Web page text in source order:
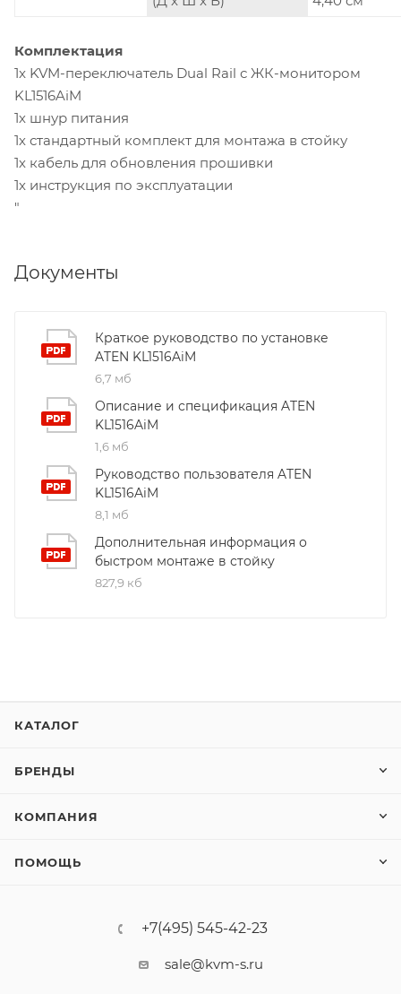
Комплектация
1x KVM-переключатель Dual Rail с ЖК-монитором
KL1516AiM
1х шнур питания
1х стандартный комплект для монтажа в стойку
1х кабель для обновления прошивки
1х инструкция по эксплуатации
"
Документы
Краткое руководство по установке
ATEN KL1516AiM
6,7 мб
Описание и спецификация ATEN
KL1516AiM
1,6 мб
Руководство пользователя ATEN
KL1516AiM
8,1 мб
Дополнительная информация о
быстром монтаже в стойку
827,9 кб
КАТАЛОГ
БРЕНДЫ
КОМПАНИЯ
ПОМОЩЬ
+7(495) 545-42-23
sale@kvm-s.ru